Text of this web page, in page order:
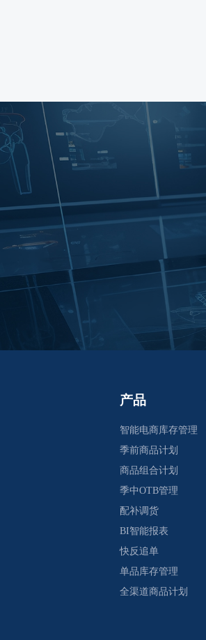
产品
智能电商库存管理
季前商品计划
商品组合计划
季中OTB管理
配补调货
BI智能报表
快反追单
单品库存管理
全渠道商品计划